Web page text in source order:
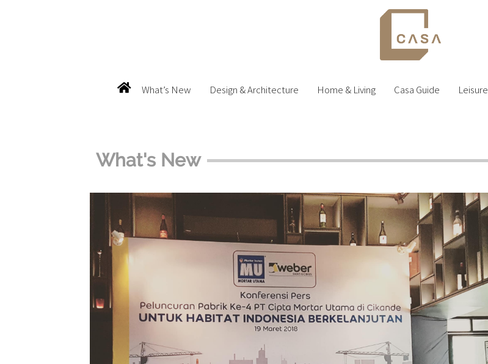
What’s New Design & Architecture Home & Living Casa Guide Leisure
What's New